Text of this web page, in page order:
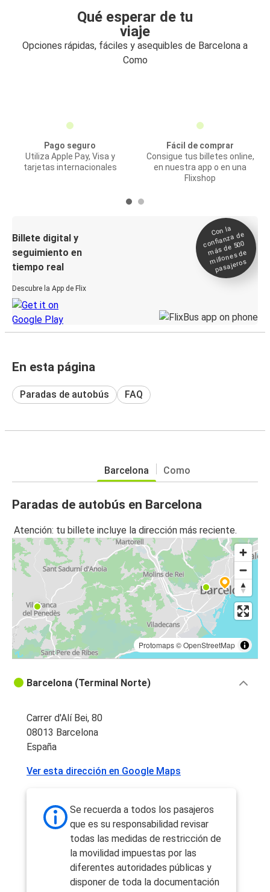
Qué esperar de tu
viaje
Opciones rápidas, fáciles y asequibles de Barcelona a
Como
Pago seguro
Utiliza Apple Pay, Visa y
tarjetas internacionales
Fácil de comprar
Consigue tus billetes online,
en nuestra app o en una
Flixshop
Billete digital y
seguimiento en
tiempo real
Descubre la App de Flix
Con la
confianza de
más de 500
millones de
pasajeros
En esta página
Paradas de autobús FAQ
Barcelona Como
Paradas de autobús en Barcelona
Atención: tu billete incluye la dirección más reciente.
Protomaps©OpenStreetMap
Barcelona (Terminal Norte)
Carrer d'Alí Bei, 80
08013 Barcelona
España
Ver esta dirección en Google Maps
Se recuerda a todos los pasajeros
que es su responsabilidad revisar
todas las medidas de restricción de
la movilidad impuestas por las
diferentes autoridades públicas y
disponer de toda la documentación